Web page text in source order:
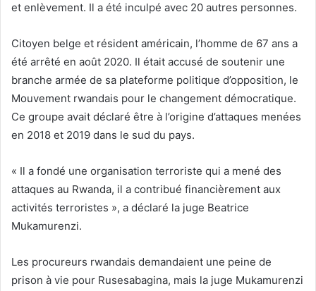
et enlèvement. Il a été inculpé avec 20 autres personnes.
Citoyen belge et résident américain, l’homme de 67 ans a
été arrêté en août 2020. Il était accusé de soutenir une
branche armée de sa plateforme politique d’opposition, le
Mouvement rwandais pour le changement démocratique.
Ce groupe avait déclaré être à l’origine d’attaques menées
en 2018 et 2019 dans le sud du pays.
« Il a fondé une organisation terroriste qui a mené des
attaques au Rwanda, il a contribué financièrement aux
activités terroristes », a déclaré la juge Beatrice
Mukamurenzi.
Les procureurs rwandais demandaient une peine de
prison à vie pour Rusesabagina, mais la juge Mukamurenzi